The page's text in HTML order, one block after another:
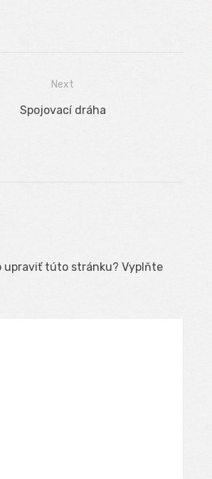
Next
Next
Spojovací dráha
upraviť túto stránku? Vyplňte